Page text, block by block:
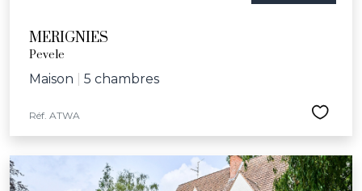
MERIGNIES
Pevele
Maison 5 chambres
Réf. ATWA